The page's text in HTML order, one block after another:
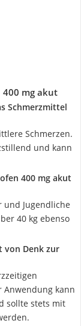
mg akut
Schmerzmittel
Schmerzen.
und kann
400 mg akut
Jugendliche
40 kg ebenso
von Denk zur
Anwendung kann
sollte stets mit